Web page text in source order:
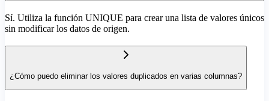
Sí. Utiliza la función UNIQUE para crear una lista de valores únicos
sin modificar los datos de origen.
¿Cómo puedo eliminar los valores duplicados en varias columnas?